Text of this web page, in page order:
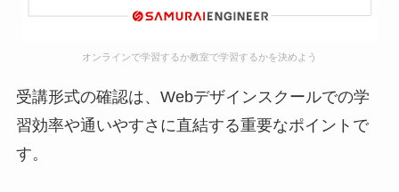
オンラインで学習するか教室で学習するかを決めよう
受講形式の確認は、Webデザインスクールでの学
習効率や通いやすさに直結する重要なポイントで
す。